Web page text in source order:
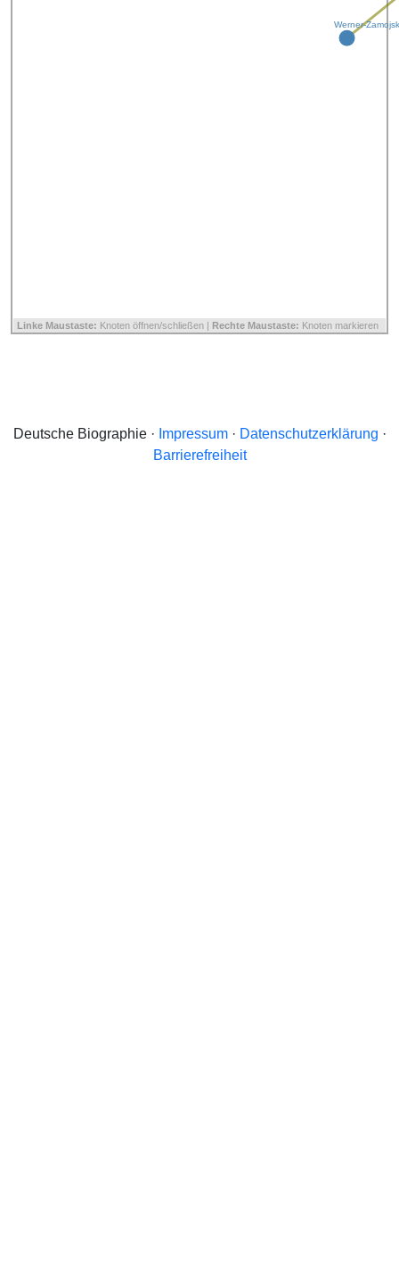
Werner-
Linke Maustaste: Knoten öffnen/schließen | Rechte Maustaste: Knoten markieren
Deutsche Biographie · Impressum· Datenschutzerklärung ·
Barrierefreiheit